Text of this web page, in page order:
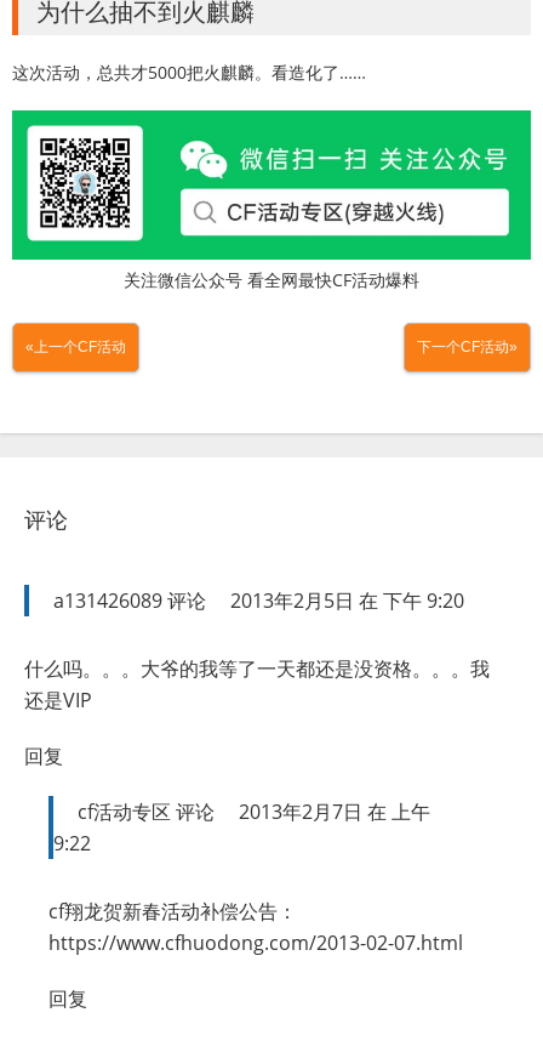
为什么抽不到火麒麟
这次活动，总共才5000把火麒麟。看造化了……
关注微信公众号 看全网最快CF活动爆料
«上一个CF活动 下一个CF活动»
评论
a131426089评论 2013年2月5日 在 下午 9:20
什么吗。。。大爷的我等了一天都还是没资格。。。我
还是VIP
回复
cf活动专区 评论
2013年2月7日 在 上午
9:22
cf翔龙贺新春活动补偿公告：
https://www.cfhuodong.com/2013-02-07.html
回复